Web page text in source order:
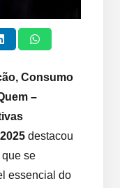
Consumo
–
destacou
se
essencial do